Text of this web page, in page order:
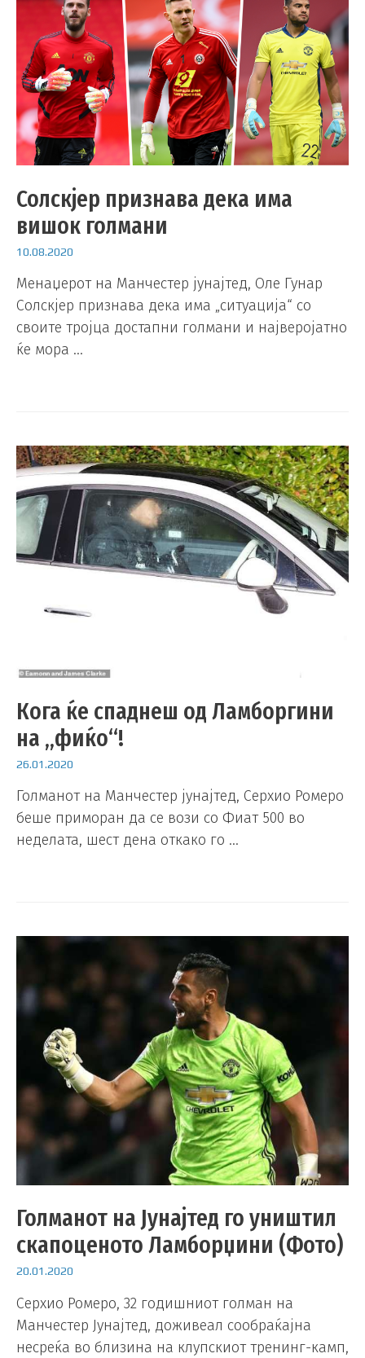
Солскјер признава дека има
вишок голмани
10.08.2020
Менаџерот на Манчестер јунајтед, Оле Гунар
Солскјер признава дека има „ситуација“ со
своите тројца достапни голмани и најверојатно
ќе мора …
Кога ќе спаднеш од Ламборгини
на „фиќо“!
26.01.2020
Голманот на Манчестер јунајтед, Серхио Ромеро
беше приморан да се вози со Фиат 500 во
неделата, шест дена откако го …
Голманот на Јунајтед го уништил
скапоценото Ламборџини (Фото)
20.01.2020
Серхио Ромеро, 32 годишниот голман на
Манчестер Јунајтед, доживеал сообраќајна
несреќа во близина на клупскиот тренинг-камп,